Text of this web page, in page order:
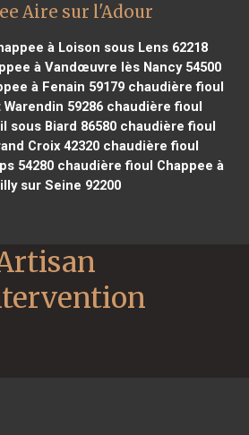
Aire sur l'Adour
à Loison sous Lens 62218
à Vandœuvre lès Nancy 54500
à Fenain 59179 chaudière fioul
59286 chaudière fioul
sous Biard 86580 chaudière fioul
Croix 42320chaudière fioul
54280chaudière fioul Chappee à
sur Seine 92200